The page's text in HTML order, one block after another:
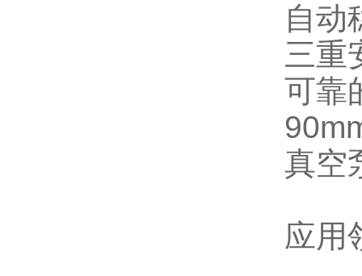
自动
三重
可靠
真空
应用